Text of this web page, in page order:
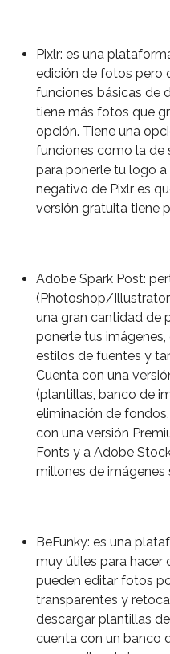
Pixlr: es una
edición de fotos pero
funciones básicas de
tiene más fotos que
opción. Tiene una
funciones como la de
para ponerle tu logo
negativo de Pixlr es
versión gratuita tiene
Adobe Spark Post:
(Photoshop/
una gran cantidad de
ponerle tus
estilos de fuentes y
Cuenta con una
(plantillas, banco de
eliminación de
con una versión
Fonts y a Adobe
millones de imágenes
BeFunky: es una
muy útiles para hacer
pueden editar fotos
transparentes y
descargar plantillas
cuenta con un banco